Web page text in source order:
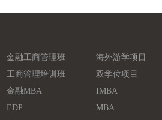
金融工商管理班
海外游学项目
工商管理培训班
双学位项目
金融MBA
IMBA
EDP MBA